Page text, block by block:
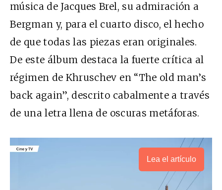
música de Jacques Brel, su admiración a
Bergman y, para el cuarto disco, el hecho
de que todas las piezas eran originales.
De este álbum destaca la fuerte crítica al
régimen de Khruschev en “The old man’s
back again”, descrito cabalmente a través
de una letra llena de oscuras metáforas.
Lea el artículo